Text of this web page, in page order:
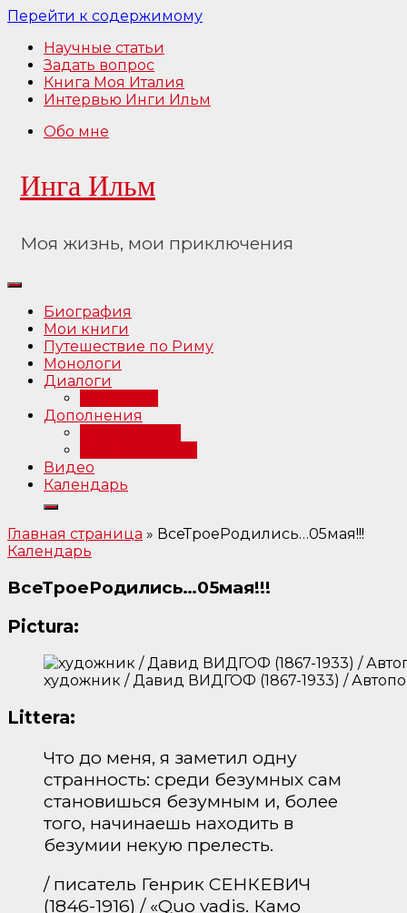
Перейти к содержимому
Научные статьи
Задать вопрос
Книга Моя Италия
Интервью Инги Ильм
Обо мне
Инга Ильм
Моя жизнь, мои приключения
Биография
Мои книги
Путешествие по Риму
Монологи
Диалоги
Дополнения
Видео
Календарь
Главная страница » ВсеТроеРодились…05мая!!!
Календарь
ВсеТроеРодились…05мая!!!
Pictura:
художник / Давид ВИДГОФ (1867-1933) /
Littera:
Что до меня, я заметил одну
странность: среди безумных сам
становишься безумным и, более
того, начинаешь находить в
безумии некую прелесть.
/ писатель Генрик СЕНКЕВИЧ
(1846-1916) / «Quo vadis. Камо